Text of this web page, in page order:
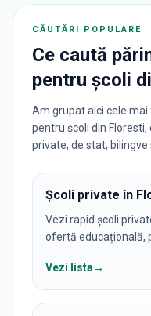
CĂUTĂRI POPULARE
Ce caută
pentru școli
Am grupat aici cele
pentru școli din
private, de stat,
Școli private în
Vezi rapid școli
ofertă educațională,
Vezi lista→